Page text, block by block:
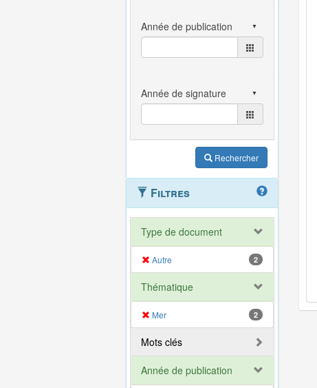
Rechercher
Filtres
Type de document
Autre 2
Thématique
Mer 2
Mots clés
Année de publication